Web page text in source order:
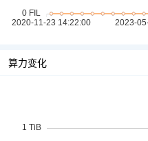
算力变化